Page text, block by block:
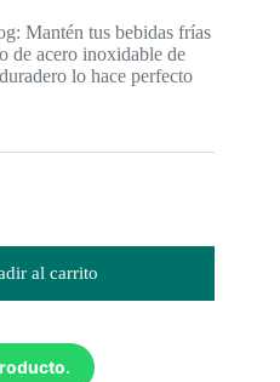
Mantén tus bebidas frías
de acero inoxidable de
lo hace perfecto
al carrito